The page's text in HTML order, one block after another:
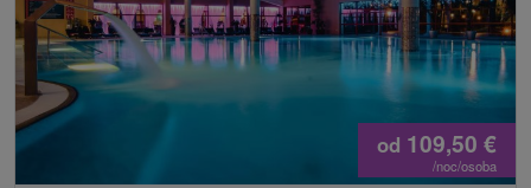
od 109,50 €
/noc/osoba